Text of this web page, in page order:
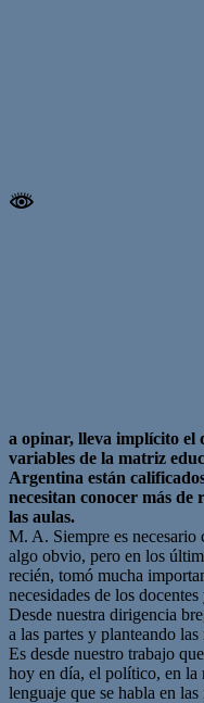
a opinar, lleva implícito el
variables de la matriz
Argentina están
necesitan conocer más de
las aulas.
M. A. Siempre es necesario
algo obvio, pero en los
recién, tomó mucha
necesidades de los
Desde nuestra dirigencia
a las partes y planteando
Es desde nuestro trabajo
hoy en día, el político, en la
lenguaje que se habla en